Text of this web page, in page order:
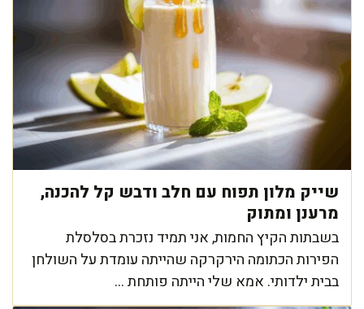
שייק מלון תפוח עם חלב ודבש קל להכנה,
מרענן ומתוק
בשבתות הקיץ החמות, אני תמיד נזכרת בסלסלת
הפירות הכתומה הירקרקה שהייתה עומדת על השולחן
בבית ילדותי. אמא שלי הייתה פותחת ...